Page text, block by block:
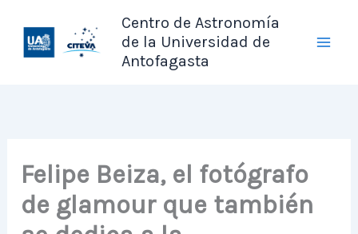
contenido
Centro de Astronomía
de la Universidad de
Antofagasta
Felipe Beiza, el fotógrafo
de glamour que también